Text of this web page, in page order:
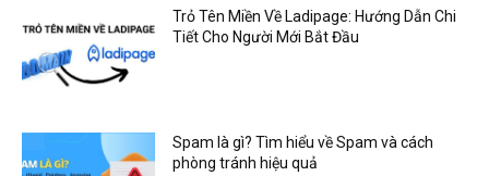
Trỏ Tên Miền Về Ladipage: Hướng Dẫn Chi
Tiết Cho Người Mới Bắt Đầu
Spam là gì? Tìm hiểu về Spam và cách
phòng tránh hiệu quả